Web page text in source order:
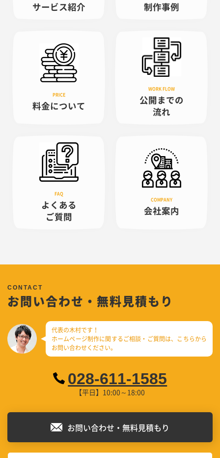
サービス紹介 制作事例
料金について
公開までの
流れ
よくある
ご質問
会社案内
お問い合わせ・無料見積もり
代表の木村です！
ホームページ制作に関するご相談・ご質問は、 こちらから
お問い合わせください。
028-611-1585
【平日】10:00～18:00
お問い合わせ・無料見積もり